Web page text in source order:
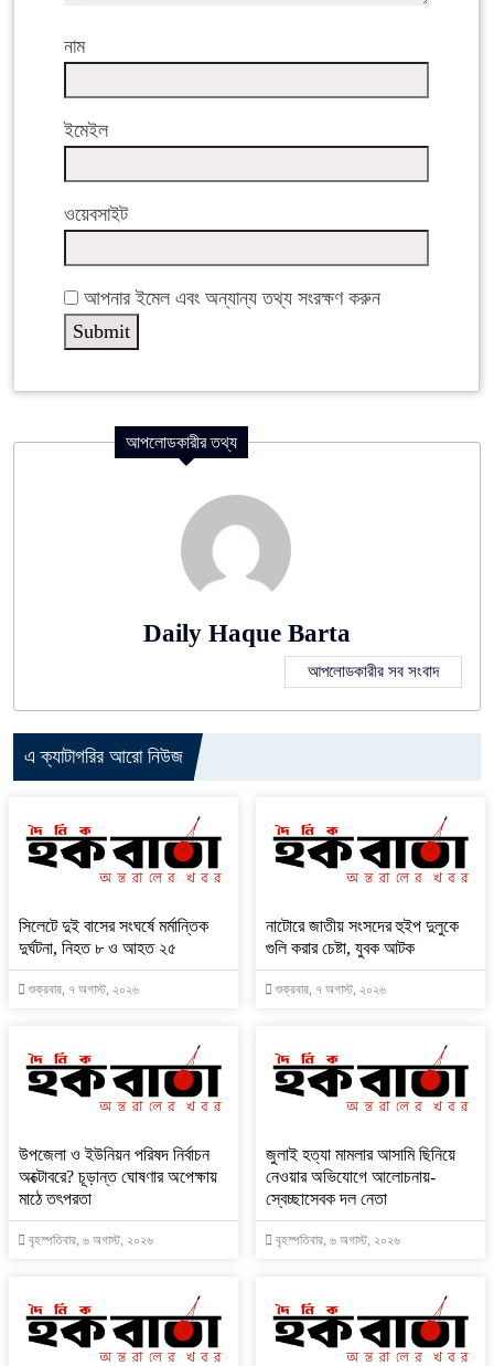
নাম
ইমেইল
ওয়েবসাইট
আপনার ইমেল এবং অন্যান্য তথ্য সংরক্ষণ করুন
আপলোডকারীর তথ্য
Daily Haque Barta
আপলোডকারীর সব সংবাদ
এ ক্যাটাগরির আরো নিউজ
সিলেটে দুই বাসের সংঘর্ষে মর্মান্তিক
দুর্ঘটনা, নিহত ৮ ও আহত ২৫
শুক্রবার, ৭ অগাস্ট, ২০২৬
নাটোরে জাতীয় সংসদের হুইপ দুলুকে
গুলি করার চেষ্টা, যুবক আটক
শুক্রবার, ৭ অগাস্ট, ২০২৬
উপজেলা ও ইউনিয়ন পরিষদ নির্বাচন
অক্টোবরে? চূড়ান্ত ঘোষণার অপেক্ষায়
মাঠে তৎপরতা
বৃহস্পতিবার, ৬ অগাস্ট, ২০২৬
জুলাই হত্যা মামলার আসামি ছিনিয়ে
নেওয়ার অভিযোগে আলোচনায়-
স্বেচ্ছাসেবক দল নেতা
বৃহস্পতিবার, ৬ অগাস্ট, ২০২৬